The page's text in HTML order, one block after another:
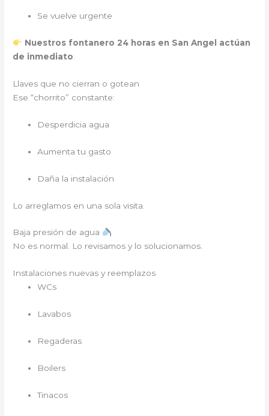
Se vuelve urgente
Nuestros fontanero 24 horas en San Angel actúan
de inmediato
Llaves que no cierran o gotean
Ese “chorrito” constante:
Desperdicia agua
Aumenta tu gasto
Daña la instalación
Lo arreglamos en una sola visita.
Baja presión de agua
No es normal. Lo revisamos y lo solucionamos.
Instalaciones nuevas y reemplazos
WCs
Lavabos
Regaderas
Boilers
Tinacos